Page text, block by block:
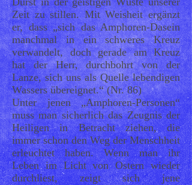
Zeit zu stillen. Mit Weisheit ergänzt
er, dass „sich das Amphoren-Dasein
manchmal in ein schweres Kreuz
verwandelt, doch gerade am Kreuz
hat der Herr, durchbohrt von der
Lanze, sich uns als Quelle lebendigen
Wassers übereignet.“ (Nr. 86)
Unter jenen „Amphoren-Personen“
muss man sicherlich das Zeugnis der
Heiligen in Betracht ziehen, die
immer schon den Weg der Menschheit
erleuchtet haben. Wenn man ihr
Leben im Licht von Ostern wieder
durchliest, zeigt sich jene